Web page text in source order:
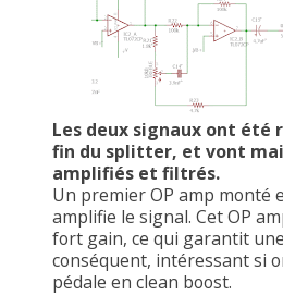
Les deux signaux ont été
fin du splitter, et vont
amplifiés et filtrés.
Un premier OP amp monté
amplifie le signal. Cet OP
fort gain, ce qui garantit
conséquent, intéressant si
pédale en clean boost.